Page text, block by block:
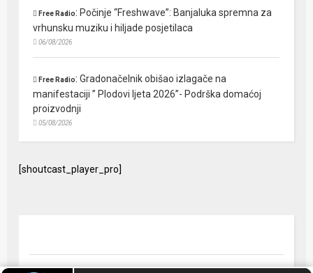
Free Radio: Počinje “Freshwave”: Banjaluka spremna za
vrhunsku muziku i hiljade posjetilaca
06/08/2026
Free Radio:Gradonačelnik obišao izlagače na
manifestaciji ” Plodovi ljeta 2026”- Podrška domaćoj
proizvodnji
05/08/2026
[shoutcast_player_pro]